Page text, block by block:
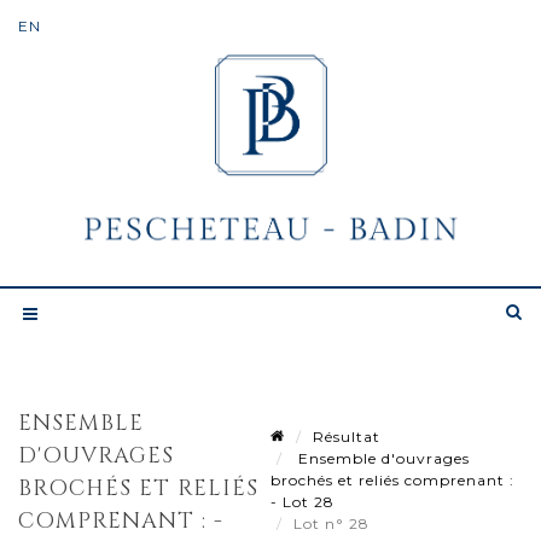
ENSEMBLE
D'OUVRAGES
BROCHÉS ET RELIÉS
COMPRENANT : -
Résultat
Ensemble d'ouvrages
brochés et reliés comprenant :
- Lot 28
Lot n° 28